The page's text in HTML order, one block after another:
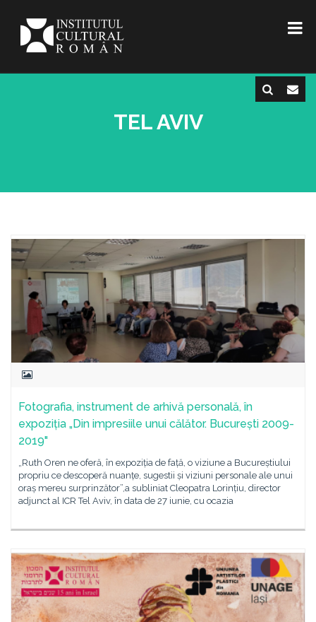
TEL AVIV
Fotografia, instrument de arhivă personală, în
expoziția „Din impresiile unui călător. București 2009-
2019"
„Ruth Oren ne oferă, în expoziția de față, o viziune a Bucureștiului
propriu ce descoperă nuanțe, sugestii și viziuni personale ale unui
oraș mereu surprinzător”,a subliniat Cleopatra Lorințiu, director
adjunct al ICR Tel Aviv, în data de 27 iunie, cu ocazia